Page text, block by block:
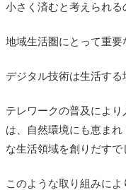
小さく済むと考えられる
地域生活圏にとって重要
デジタル技術は生活する
テレワークの普及によ
は、自然環境にも恵ま
な生活領域を創りだすで
このような取り組みによ